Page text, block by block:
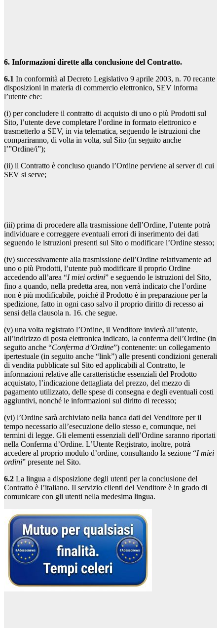
6. Informazioni dirette alla conclusione del Contratto.
6.1 In conformità al Decreto Legislativo 9 aprile 2003, n. 70 recante
disposizioni in materia di commercio elettronico, SEV informa
l’utente che:
(i) per concludere il contratto di acquisto di uno o più Prodotti sul
Sito, l’utente deve completare l’ordine in formato elettronico e
trasmetterlo a SEV, in via telematica, seguendo le istruzioni che
compariranno, di volta in volta, sul Sito (in seguito anche
l’”Ordine/i”);
(ii) il Contratto è concluso quando l’Ordine perviene al server di cui
SEV si serve;
(iii) prima di procedere alla trasmissione dell’Ordine, l’utente potrà
individuare e correggere eventuali errori di inserimento dei dati
seguendo le istruzioni presenti sul Sito o modificare l’Ordine stesso;
(iv) successivamente alla trasmissione dell’Ordine relativamente ad
uno o più Prodotti, l’utente può modificare il proprio Ordine
accedendo all’area “I miei ordini” e seguendo le istruzioni del Sito,
fino a quando, nella predetta area, non verrà indicato che l’ordine
non è più modificabile, poiché il Prodotto è in preparazione per la
spedizione, fatto in ogni caso salvo il proprio diritto di recesso ai
sensi della clausola n. 16. che segue.
(v) una volta registrato l’Ordine, il Venditore invierà all’utente,
all’indirizzo di posta elettronica indicato, la conferma dell’Ordine (in
seguito anche “Conferma d’Ordine”) contenente: un collegamento
ipertestuale (in seguito anche “link”) alle presenti condizioni generali
di vendita pubblicate sul Sito ed applicabili al Contratto, le
informazioni relative alle caratteristiche essenziali del Prodotto
acquistato, l’indicazione dettagliata del prezzo, del mezzo di
pagamento utilizzato, delle spese di consegna e degli eventuali costi
aggiuntivi, nonché le informazioni sul diritto di recesso;
(vi) l’Ordine sarà archiviato nella banca dati del Venditore per il
tempo necessario all’esecuzione dello stesso e, comunque, nei
termini di legge. Gli elementi essenziali dell’Ordine saranno riportati
nella Conferma d’Ordine. L’Utente Registrato, inoltre, potrà
accedere al proprio modulo d’ordine, consultando la sezione “I miei
ordini” presente nel Sito.
6.2 La lingua a disposizione degli utenti per la conclusione del
Contratto è l’italiano. Il servizio clienti del Venditore è in grado di
comunicare con gli utenti nella medesima lingua.